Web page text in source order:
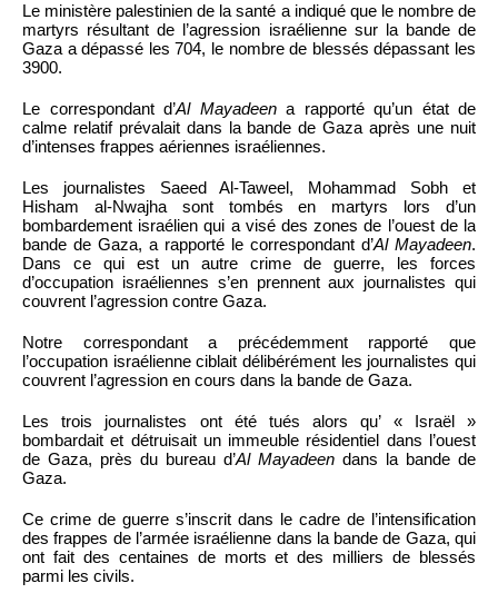
Le ministère palestinien de la santé a indiqué que le nombre de
martyrs résultant de l’agression israélienne sur la bande de
Gaza a dépassé les 704, le nombre de blessés dépassant les
3900.
Le correspondant d’Al Mayadeena rapporté qu’un état de
calme relatif prévalait dans la bande de Gaza après une nuit
d’intenses frappes aériennes israéliennes.
Les journalistes Saeed Al-Taweel, Mohammad Sobh et
Hisham al-Nwajha sont tombés en martyrs lors d’un
bombardement israélien qui a visé des zones de l’ouest de la
bande de Gaza, a rapporté le correspondant d’Al Mayadeen.
Dans ce qui est un autre crime de guerre, les forces
d’occupation israéliennes s’en prennent aux journalistes qui
couvrent l’agression contre Gaza.
Notre correspondant a précédemment rapporté que
l’occupation israélienne ciblait délibérément les journalistes qui
couvrent l’agression en cours dans la bande de Gaza.
Les trois journalistes ont été tués alors qu’ « Israël »
bombardait et détruisait un immeuble résidentiel dans l’ouest
de Gaza, près du bureau d’Al Mayadeen dans la bande de
Gaza.
Ce crime de guerre s’inscrit dans le cadre de l’intensification
des frappes de l’armée israélienne dans la bande de Gaza, qui
ont fait des centaines de morts et des milliers de blessés
parmi les civils.